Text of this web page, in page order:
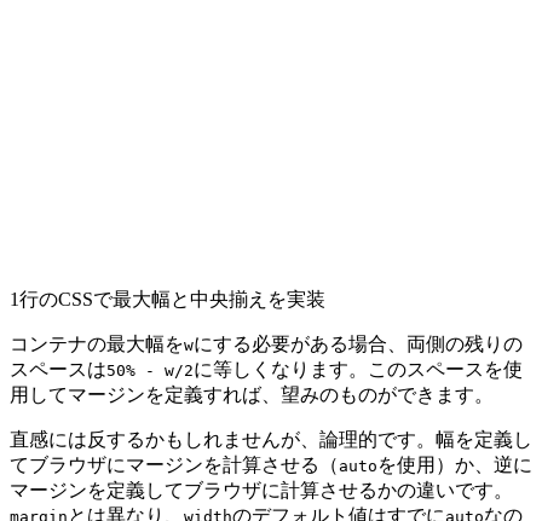
1行のCSSで最大幅と中央揃えを実装
コンテナの最大幅をwにする必要がある場合、両側の残りの
スペースは50% - w/2に等しくなります。このスペースを使
用してマージンを定義すれば、望みのものができます。
直感には反するかもしれませんが、論理的です。幅を定義し
てブラウザにマージンを計算させる（ auto を使用）か、逆に
マージンを定義してブラウザに計算させるかの違いです。
margin とは異なり、 widthのデフォルト値はすでに autoなの